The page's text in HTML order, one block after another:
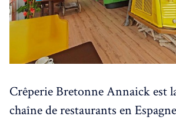
Crêperie Bretonne Annaick est
chaîne de restaurants en